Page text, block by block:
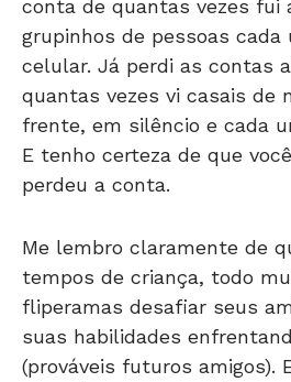
conta de quantas vezes fui
grupinhos de pessoas cada
celular. Já perdi as contas
quantas vezes vi casais de
frente, em silêncio e cada
E tenho certeza de que
perdeu a conta.
Me lembro claramente de
tempos de criança, todo
fliperamas desafiar seus
suas habilidades
(prováveis futuros amigos).